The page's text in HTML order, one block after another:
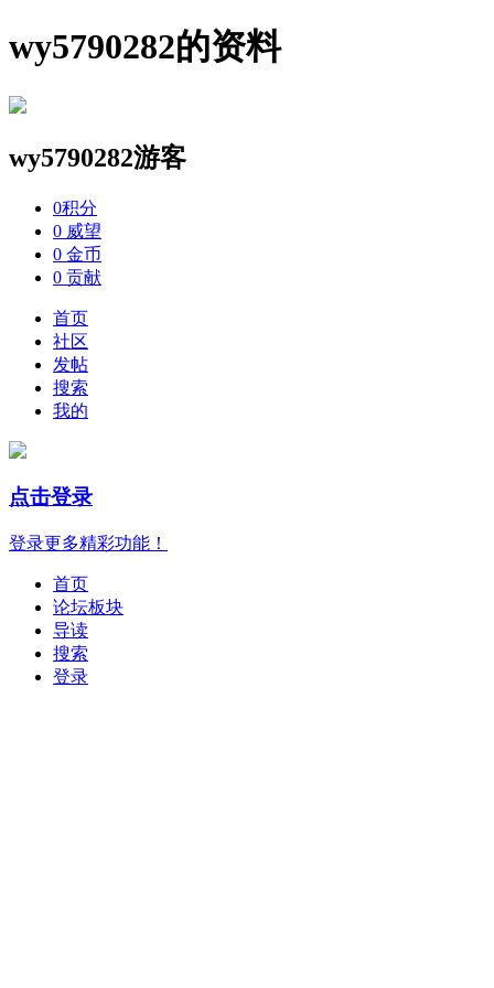
wy5790282的资料
wy5790282游客
0积分
0 威望
0 金币
0 贡献
首页
社区
发帖
搜索
我的
点击登录
登录更多精彩功能！
首页
论坛板块
导读
搜索
登录